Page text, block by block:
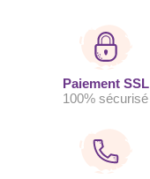
Paiement SSL
100% sécurisé